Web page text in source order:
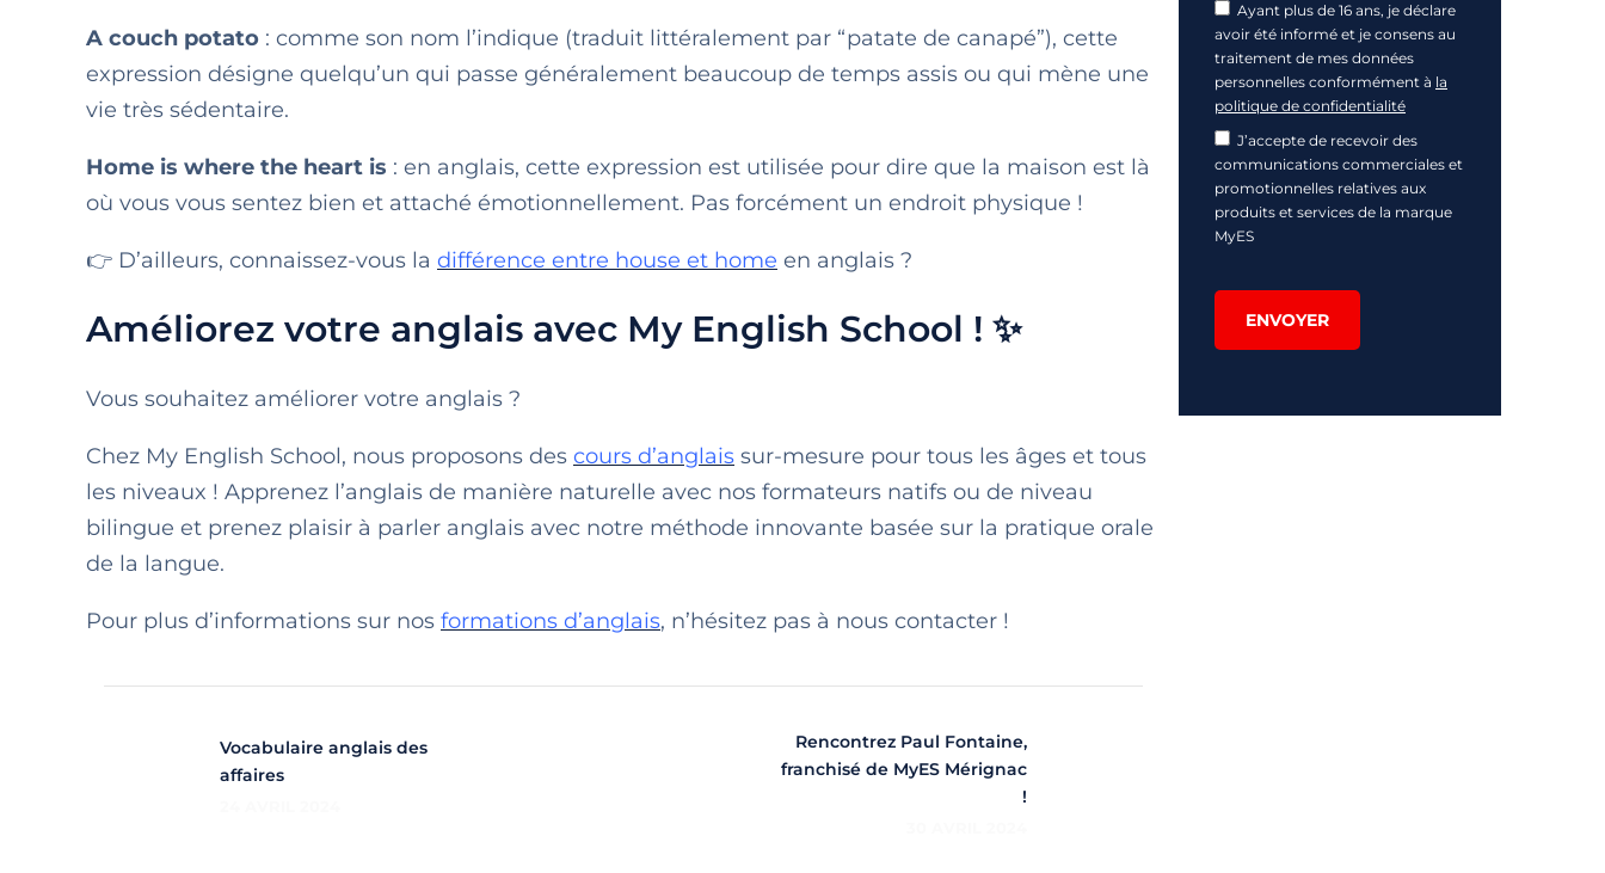
A couch potato : comme son nom l’indique (traduit littéralement par “patate de canapé”), cette
expression désigne quelqu’un qui passe généralement beaucoup de temps assis ou qui mène une
vie très sédentaire.
Home is where the heart is : en anglais, cette expression est utilisée pour dire que la maison est là
où vous vous sentez bien et attaché émotionnellement. Pas forcément un endroit physique !
👉 D’ailleurs, connaissez-vous la différence entre house et home en anglais ?
Améliorez votre anglais avec My English School ! ✨
Vous souhaitez améliorer votre anglais ?
Chez My English School, nous proposons des cours d’anglais sur-mesure pour tous les âges et tous
les niveaux ! Apprenez l’anglais de manière naturelle avec nos formateurs natifs ou de niveau
bilingue et prenez plaisir à parler anglais avec notre méthode innovante basée sur la pratique orale
de la langue.
Pour plus d’informations sur nos formations d’anglais, n’hésitez pas à nous contacter !
Vocabulaire anglais des
affaires
Rencontrez Paul Fontaine,
franchisé de MyES Mérignac
!
Ayant plus de 16 ans, je déclare
avoir été informé et je consens au
traitement de mes données
personnelles conformément à la
politique de confidentialité
J’accepte de recevoir des
communications commerciales et
promotionnelles relatives aux
produits et services de la marque
MyES
ENVOYER